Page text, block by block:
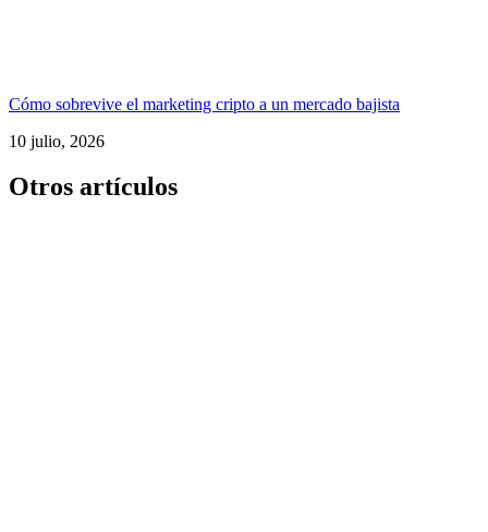
Cómo sobrevive el marketing cripto a un mercado bajista
10 julio, 2026
Otros artículos